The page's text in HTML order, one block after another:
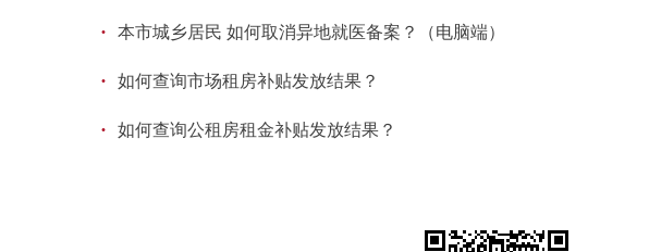
· 本市城乡居民 如何取消异地就医备案？（电脑端）
· 如何查询市场租房补贴发放结果？
· 如何查询公租房租金补贴发放结果？